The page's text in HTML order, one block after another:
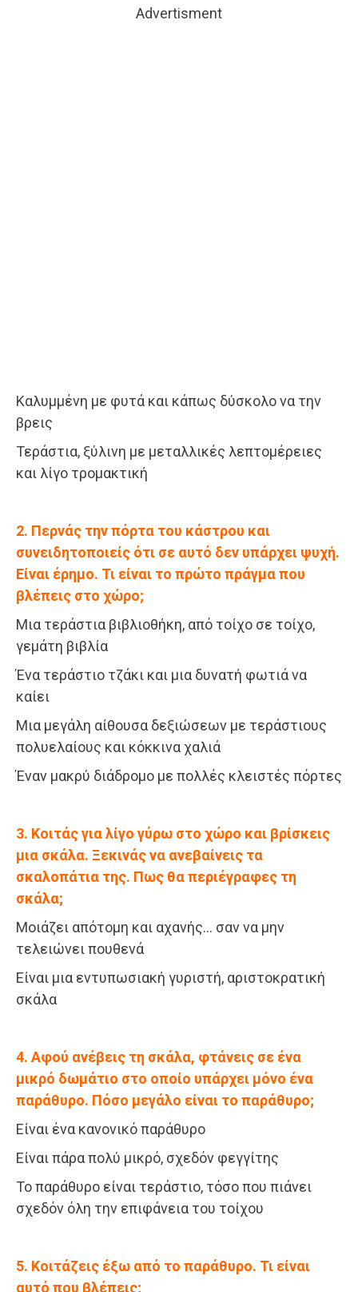
Advertisment
Καλυμμένη με φυτά και κάπως δύσκολο να την
βρεις
Τεράστια, ξύλινη με μεταλλικές λεπτομέρειες
και λίγο τρομακτική
2. Περνάς την πόρτα του κάστρου και
συνειδητοποιείς ότι σε αυτό δεν υπάρχει ψυχή.
Είναι έρημο. Τι είναι το πρώτο πράγμα που
βλέπεις στο χώρο;
Μια τεράστια βιβλιοθήκη, από τοίχο σε τοίχο,
γεμάτη βιβλία
Ένα τεράστιο τζάκι και μια δυνατή φωτιά να
καίει
Μια μεγάλη αίθουσα δεξιώσεων με τεράστιους
πολυελαίους και κόκκινα χαλιά
Έναν μακρύ διάδρομο με πολλές κλειστές πόρτες
3. Κοιτάς για λίγο γύρω στο χώρο και βρίσκεις
μια σκάλα. Ξεκινάς να ανεβαίνεις τα
σκαλοπάτια της. Πως θα περιέγραφες τη
σκάλα;
Μοιάζει απότομη και αχανής… σαν να μην
τελειώνει πουθενά
Είναι μια εντυπωσιακή γυριστή, αριστοκρατική
σκάλα
4. Αφού ανέβεις τη σκάλα, φτάνεις σε ένα
μικρό δωμάτιο στο οποίο υπάρχει μόνο ένα
παράθυρο. Πόσο μεγάλο είναι το παράθυρο;
Είναι ένα κανονικό παράθυρο
Είναι πάρα πολύ μικρό, σχεδόν φεγγίτης
Το παράθυρο είναι τεράστιο, τόσο που πιάνει
σχεδόν όλη την επιφάνεια του τοίχου
5. Κοιτάζεις έξω από το παράθυρο. Τι είναι
αυτό που βλέπεις;